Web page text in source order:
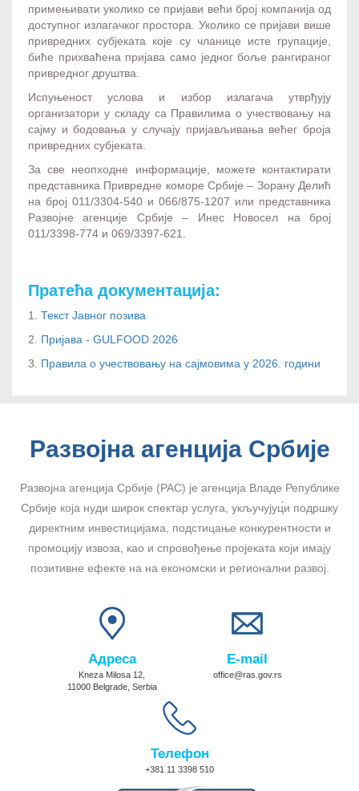
примењивати уколико се пријави већи број компанија од
доступног излагачког простора. Уколико се пријави више
привредних субјеката које су чланице исте групације,
биће прихваћена пријава само једног боље рангираног
привредног друштва.
Испуњеност услова и избор излагача утврђују
организатори у складу са Правилима о учествовању на
сајму и бодовања у случају пријављивања већег броја
привредних субјеката.
За све неопходне информације, можете контактирати
представника Привредне коморе Србије – Зорану Делић
на број 011/3304-540 и 066/875-1207 или представника
Развојне агенције Србије – Инес Новосел на број
011/3398-774 и 069/3397-621.
Пратећа документација:
1. Текст Јавног позива
2. Пријава - GULFOOD 2026
3. Правила о учествовању на сајмовима у 2026. години
Развојна агенција Србије
Развојна агенција Србије (РАС) је агенција Владе Републике
Србије која нуди широк спектар услуга, укључујуц́и подршку
директним инвестицијама, подстицање конкурентности и
промоцију извоза, као и спровођење пројеката који имају
позитивне ефекте на на економски и регионални развој.
Адреса
Kneza Milosa 12,
11000 Belgrade, Serbia
E-mail
office@ras.gov.rs
Телефон
+381 11 3398 510